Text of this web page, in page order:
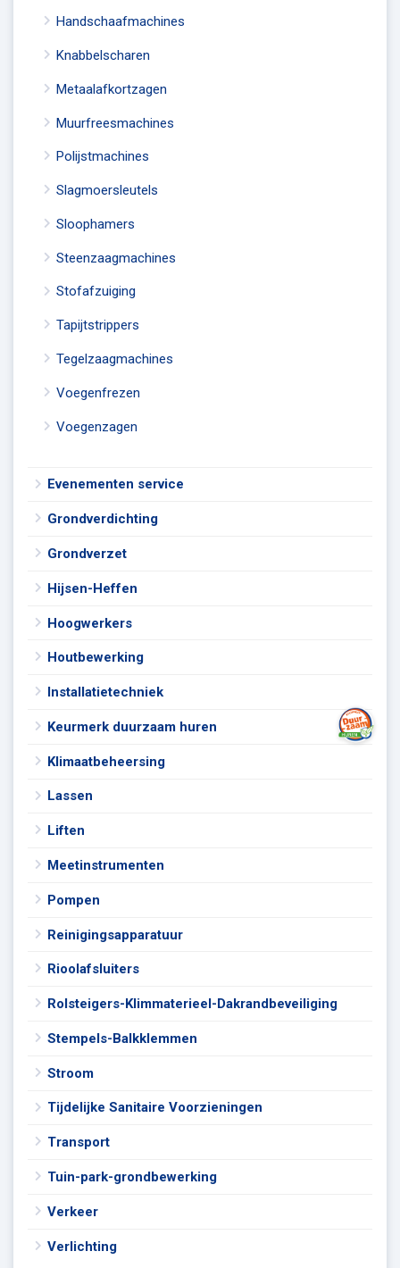
Handschaafmachines
Knabbelscharen
Metaalafkortzagen
Muurfreesmachines
Polijstmachines
Slagmoersleutels
Sloophamers
Steenzaagmachines
Stofafzuiging
Tapijtstrippers
Tegelzaagmachines
Voegenfrezen
Voegenzagen
Evenementen service
Grondverdichting
Grondverzet
Hijsen-Heffen
Hoogwerkers
Houtbewerking
Installatietechniek
Keurmerk duurzaam huren
Klimaatbeheersing
Lassen
Liften
Meetinstrumenten
Pompen
Reinigingsapparatuur
Rioolafsluiters
Rolsteigers-Klimmaterieel-Dakrandbeveiliging
Stempels-Balkklemmen
Stroom
Tijdelijke Sanitaire Voorzieningen
Transport
Tuin-park-grondbewerking
Verkeer
Verlichting